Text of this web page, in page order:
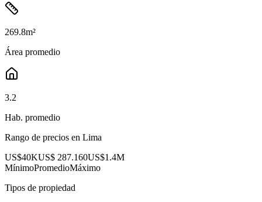
269.8m²
Área promedio
3.2
Hab. promedio
Rango de precios en Lima
US$40KUS$ 287.160US$1.4M
MínimoPromedioMáximo
Tipos de propiedad